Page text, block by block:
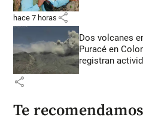
hace 7 horas share
Dos volcanes
Puracé en
registran
share
Te recomendamos